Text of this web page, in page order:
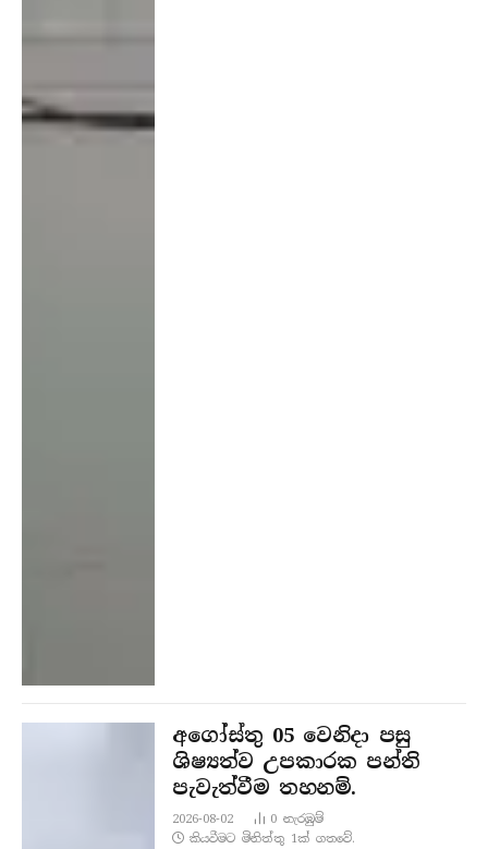
අගෝස්තු 05 වෙනිදා පසු
ශිෂ්‍යත්ව උපකාරක පන්ති
පැවැත්වීම තහනම්.
2026-08-02 0නැරඹු​ම්
කියවීමට මිනිත්තු 1ක් ගතවේ.